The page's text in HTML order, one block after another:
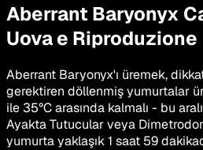
Aberrant Baryonyx
Uova e Riproduzione
Aberrant Baryonyx'ı üremek,
gerektiren döllenmiş yumurtalar
ile 35°C arasında kalmalı - bu
Ayakta Tutucular veya
yumurta yaklaşık 1 saat 59